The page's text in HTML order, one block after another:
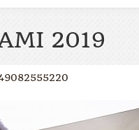
2019